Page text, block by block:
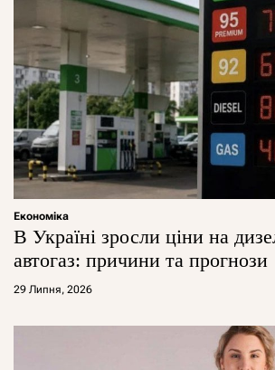
Економіка
В Україні зросли ціни на
автогаз: причини та прогнози
29 Липня, 2026